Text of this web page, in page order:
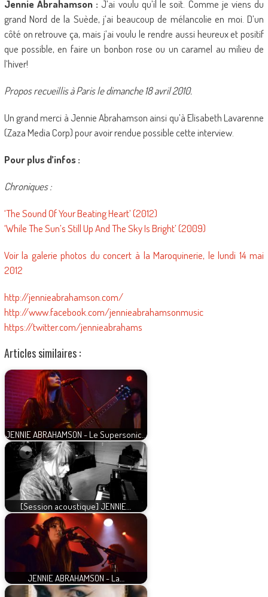
Jennie Abrahamson : J’ai voulu qu’il le soit. Comme je viens du
grand Nord de la Suède, j’ai beaucoup de mélancolie en moi. D’un
côté on retrouve ça, mais j’ai voulu le rendre aussi heureux et positif
que possible, en faire un bonbon rose ou un caramel au milieu de
l’hiver!
Propos recueillis à Paris le dimanche 18 avril 2010.
Un grand merci à Jennie Abrahamson ainsi qu’à Elisabeth Lavarenne
(Zaza Media Corp) pour avoir rendue possible cette interview.
Pour plus d’infos :
Chroniques :
‘The Sound Of Your Beating Heart’ (2012)
‘While The Sun’s Still Up And The Sky Is Bright’ (2009)
Voir la galerie photos du concert à la Maroquinerie, le lundi 14 mai
2012
http://jennieabrahamson.com/
http://www.facebook.com/jennieabrahamsonmusic
https://twitter.com/jennieabrahams
Articles similaires :
JENNIE ABRAHAMSON - Le Supersonic…
[Session acoustique] JENNIE…
JENNIE ABRAHAMSON - La…